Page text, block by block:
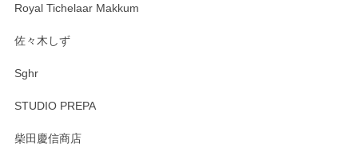
Royal Tichelaar Makkum
佐々木しず
Sghr
STUDIO PREPA
柴田慶信商店